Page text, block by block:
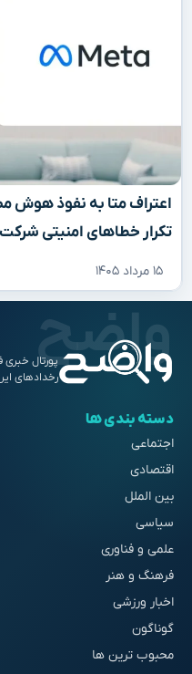
اعتراف متا به نفوذ هوش
تکرار خطاهای امنیتی شرکت Irregular
۱۵ مرداد ۱۴۰۵
پورتال
رخدادهای
دسته بندی ها
اجتماعی
اقتصادی
بین الملل
سیاسی
علمی و فناوری
فرهنگ و هنر
اخبار ورزشی
گوناگون
محبوب ترین ها